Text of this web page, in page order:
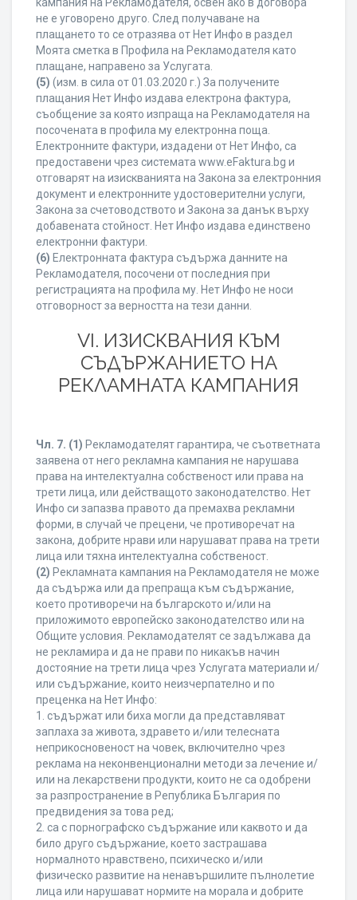
не е уговорено друго. След получаване на
плащането то се отразява от Нет Инфо в раздел
Моята сметка в Профила на Рекламодателя като
плащане, направено за Услугата.
(5) (изм. в сила от 01.03.2020 г.) За получените
плащания Нет Инфо издава електрона фактура,
съобщение за която изпраща на Рекламодателя на
посочената в профила му електронна поща.
Електронните фактури, издадени от Нет Инфо, са
предоставени чрез системата www.eFaktura.bg и
отговарят на изискванията на Закона за електронния
документ и електронните удостоверителни услуги,
Закона за счетоводството и Закона за данък върху
добавената стойност. Нет Инфо издава единствено
електронни фактури.
(6) Електронната фактура съдържа данните на
Рекламодателя, посочени от последния при
регистрацията на профила му. Нет Инфо не носи
отговорност за верността на тези данни.
VI. ИЗИСКВАНИЯ КЪМ
СЪДЪРЖАНИЕТО НА
РЕКЛАМНАТА КАМПАНИЯ
Чл. 7. (1) Рекламодателят гарантира, че съответната
заявена от него рекламна кампания не нарушава
права на интелектуална собственост или права на
трети лица, или действащото законодателство. Нет
Инфо си запазва правото да премахва рекламни
форми, в случай че прецени, че противоречат на
закона, добрите нрави или нарушават права на трети
лица или тяхна интелектуална собственост.
(2) Рекламната кампания на Рекламодателя не може
да съдържа или да препраща към съдържание,
което противоречи на българското и/или на
приложимото европейско законодателство или на
Общите условия. Рекламодателят се задължава да
не рекламира и да не прави по никакъв начин
достояние на трети лица чрез Услугата материали и/
или съдържание, които неизчерпателно и по
преценка на Нет Инфо:
1. съдържат или биха могли да представляват
заплаха за живота, здравето и/или телесната
неприкосновеност на човек, включително чрез
реклама на неконвенционални методи за лечение и/
или на лекарствени продукти, които не са одобрени
за разпространение в Република България по
предвидения за това ред;
2. са с порнографско съдържание или каквото и да
било друго съдържание, което застрашава
нормалното нравствено, психическо и/или
физическо развитие на ненавършилите пълнолетие
лица или нарушават нормите на морала и добрите